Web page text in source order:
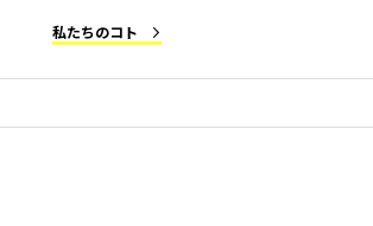
私たちのコト